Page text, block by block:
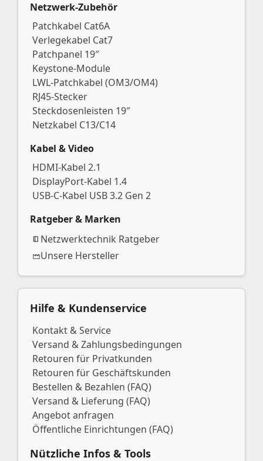
Netzwerk-Zubehör
Patchkabel Cat6A
Verlegekabel Cat7
Patchpanel 19″
Keystone-Module
LWL-Patchkabel (OM3/OM4)
RJ45-Stecker
Steckdosenleisten 19″
Netzkabel C13/C14
Kabel & Video
HDMI-Kabel 2.1
DisplayPort-Kabel 1.4
USB-C-Kabel USB 3.2 Gen 2
Ratgeber & Marken
Netzwerktechnik Ratgeber
Unsere Hersteller
Hilfe & Kundenservice
Kontakt & Service
Versand & Zahlungsbedingungen
Retouren für Privatkunden
Retouren für Geschäftskunden
Bestellen & Bezahlen (FAQ)
Versand & Lieferung (FAQ)
Angebot anfragen
Öffentliche Einrichtungen (FAQ)
Nützliche Infos & Tools